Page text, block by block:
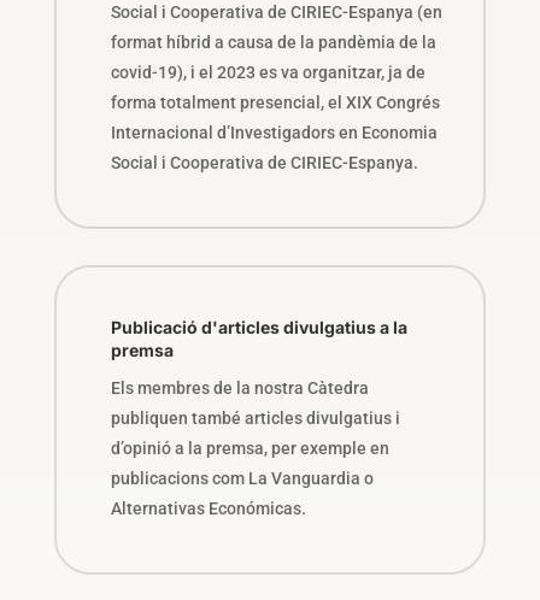
Social i Cooperativa de CIRIEC-Espanya (en
format híbrid a causa de la pandèmia de la
covid-19), i el 2023 es va organitzar, ja de
forma totalment presencial, el XIX Congrés
Internacional d’Investigadors en Economia
Social i Cooperativa de CIRIEC-Espanya.
Publicació d'articles divulgatius a la
premsa
Els membres de la nostra Càtedra
publiquen també articles divulgatius i
d’opinió a la premsa, per exemple en
publicacions com La Vanguardia o
Alternativas Económicas.